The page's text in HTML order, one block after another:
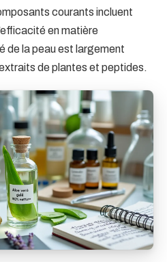
courants incluent
en matière
de la peau est largement
de plantes et peptides.